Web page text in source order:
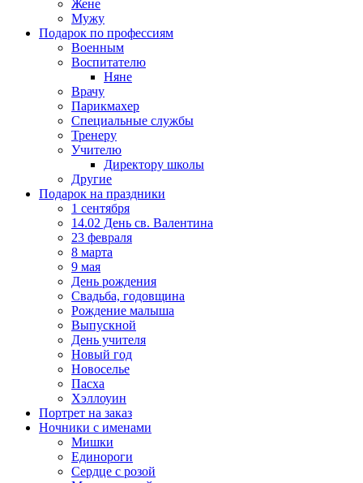
Жене
Мужу
Подарок по профессиям
Военным
Воспитателю
Няне
Врачу
Парикмахер
Специальные службы
Тренеру
Учителю
Директору школы
Другие
Подарок на праздники
1 сентября
14.02 День св. Валентина
23 февраля
8 марта
9 мая
День рождения
Свадьба, годовщина
Рождение малыша
Выпускной
День учителя
Новый год
Новоселье
Пасха
Хэллоуин
Портрет на заказ
Ночники с именами
Мишки
Единороги
Сердце с розой